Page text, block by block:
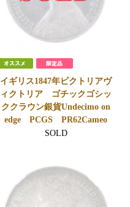
イギリス1847年ビクトリアヴ
ィクトリア ゴチックゴシッ
ククラウン銀貨Undecimo on
edge PCGS PR62Cameo
SOLD